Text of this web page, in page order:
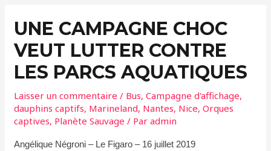
UNE CAMPAGNE CHOC
VEUT LUTTER CONTRE
LES PARCS AQUATIQUES
Laisser un commentaire / Bus,Campagne d'affichage,
dauphins captifs, Marineland, Nantes, Nice,Orques
captives, Planète Sauvage / Paradmin
Angélique Négroni – Le Figaro – 16 juillet 2019